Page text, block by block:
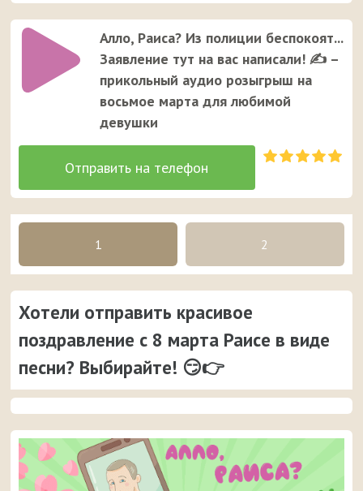
Алло, Раиса? Из полиции беспокоят...
Заявление тут на вас написали! ✍ –
прикольный аудио розыгрыш на
восьмое марта для любимой
девушки
1 2
Хотели отправить красивое
поздравление с 8 марта Раисе в виде
песни? Выбирайте! 😏👉